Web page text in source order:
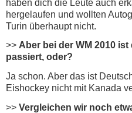
haben dich die Leute auch
hergelaufen und wollten
Turin überhaupt nicht.
>> Aber bei der WM 2010
passiert, oder?
Ja schon. Aber das ist
Eishockey nicht mit Kanada
>> Vergleichen wir noch